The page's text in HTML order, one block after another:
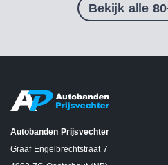
Bekijk alle
Autobanden Prijsvechter
Graaf Engelbrechtstraat 7